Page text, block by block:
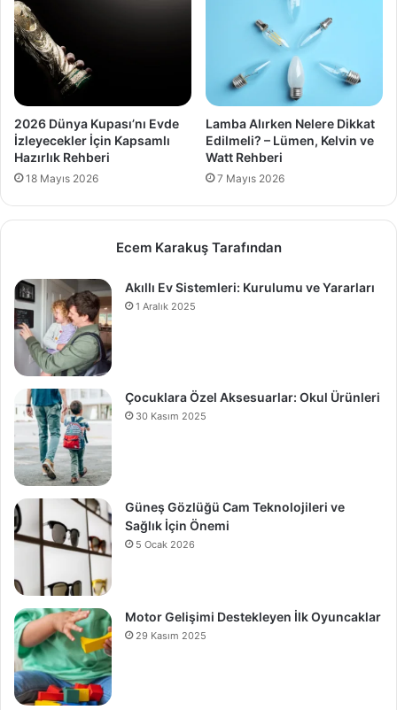
2026 Dünya Kupası’nı Evde
İzleyecekler İçin Kapsamlı
Hazırlık Rehberi
18 Mayıs 2026
Lamba Alırken Nelere Dikkat
Edilmeli? – Lümen, Kelvin ve
Watt Rehberi
7 Mayıs 2026
Ecem Karakuş Tarafından
Akıllı Ev Sistemleri: Kurulumu ve Yararları
1 Aralık 2025
Çocuklara Özel Aksesuarlar: Okul Ürünleri
30 Kasım 2025
Güneş Gözlüğü Cam Teknolojileri ve
Sağlık İçin Önemi
5 Ocak 2026
Motor Gelişimi Destekleyen İlk Oyuncaklar
29 Kasım 2025